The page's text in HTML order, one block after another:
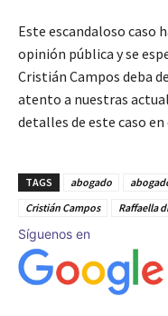
Este escandaloso caso
opinión pública y se
Cristián Campos deba
atento a nuestras
detalles de este caso
TAGS abogado
Cristián Campos
Raffaella
Síguenos en